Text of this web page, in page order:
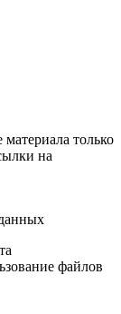
только
на
файлов